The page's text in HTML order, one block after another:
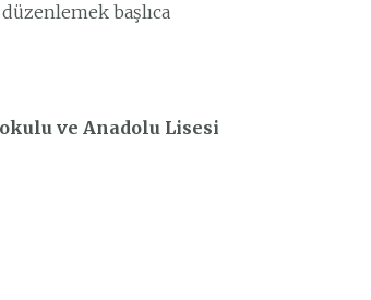
başlıca
ve Anadolu Lisesi